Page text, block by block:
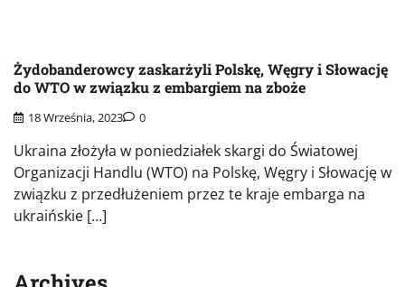
Żydobanderowcy zaskarżyli Polskę, Węgry i Słowację
do WTO w związku z embargiem na zboże
18 Września, 2023 0
Ukraina złożyła w poniedziałek skargi do Światowej
Organizacji Handlu (WTO) na Polskę, Węgry i Słowację w
związku z przedłużeniem przez te kraje embarga na
ukraińskie […]